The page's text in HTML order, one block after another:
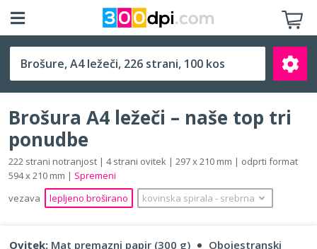
A4 ležeči (297 x 210 mm)
Išči
Brošura A4 ležeči – naše top tri
ponudbe
222 strani notranjost | 4 strani ovitek | 297 x 210 mm | odprti format
594 x 210 mm | Spremeni
vezava
lepljeno broširano kovinska spirala ‐ srebrna
Ovitek: Mat premazni papir (300 g)
Obojestranski